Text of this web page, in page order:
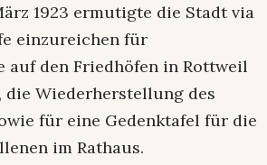
1923 ermutigte die Stadt via
einzureichen für
auf den Friedhöfen in Rottweil
Wiederherstellung des
für eine Gedenktafel für die
im Rathaus.